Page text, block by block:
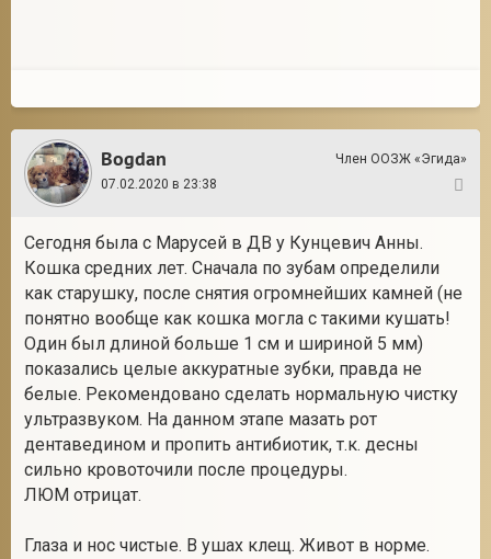
Bogdan
Член ООЗЖ «Эгида»
07.02.2020 в 23:38
Сегодня была с Марусей в ДВ у Кунцевич Анны.
Кошка средних лет. Сначала по зубам определили
как старушку, после снятия огромнейших камней (не
понятно вообще как кошка могла с такими кушать!
Один был длиной больше 1 см и шириной 5 мм)
показались целые аккуратные зубки, правда не
белые. Рекомендовано сделать нормальную чистку
ультразвуком. На данном этапе мазать рот
дентаведином и пропить антибиотик, т.к. десны
сильно кровоточили после процедуры.
ЛЮМ отрицат.
Глаза и нос чистые. В ушах клещ. Живот в норме.